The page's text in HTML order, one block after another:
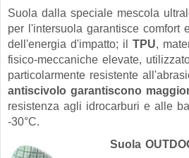
Suola dalla speciale mescola
per l'intersuola garantisce comfort
dell'energia d'impatto; il TPU,
fisico-meccaniche elevate,
particolarmente resistente
antiscivolo garantiscono
resistenza agli idrocarburi e alle
-30°C.
Suola